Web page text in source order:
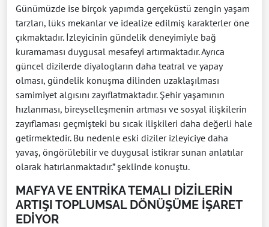
Günümüzde ise birçok yapımda gerçeküstü zengin yaşam
tarzları, lüks mekanlar ve idealize edilmiş karakterler öne
çıkmaktadır. İzleyicinin gündelik deneyimiyle bağ
kuramaması duygusal mesafeyi artırmaktadır. Ayrıca
güncel dizilerde diyalogların daha teatral ve yapay
olması, gündelik konuşma dilinden uzaklaşılması
samimiyet algısını zayıflatmaktadır. Şehir yaşamının
hızlanması, bireyselleşmenin artması ve sosyal ilişkilerin
zayıflaması geçmişteki bu sıcak ilişkileri daha değerli hale
getirmektedir. Bu nedenle eski diziler izleyiciye daha
yavaş, öngörülebilir ve duygusal istikrar sunan anlatılar
olarak hatırlanmaktadır.” şeklinde konuştu.
MAFYA VE ENTRİKA TEMALI DİZİLERİN
ARTIŞI TOPLUMSAL DÖNÜŞÜME İŞARET
EDİYOR